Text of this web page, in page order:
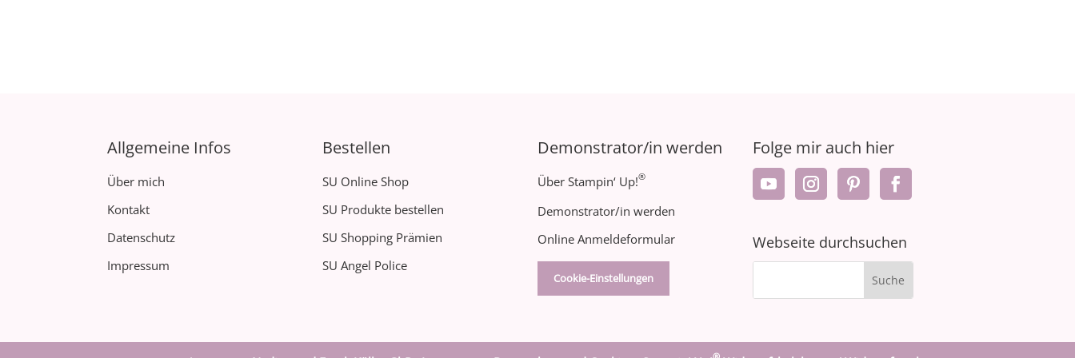
Allgemeine Infos
Über mich
Kontakt
Datenschutz
Impressum
Bestellen
SU Online Shop
SU Produkte bestellen
SU Shopping Prämien
SU Angel Police
Demonstrator/in werden
Über Stampin‘ Up!®
Demonstrator/in werden
Online Anmeldeformular
Cookie-Einstellungen
Folge mir auch hier
Webseite durchsuchen